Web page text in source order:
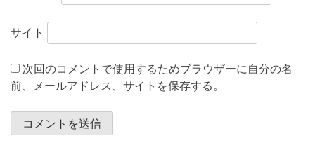
サイト
次回のコメントで使用するためブラウザーに自分の名
前、メールアドレス、サイトを保存する。